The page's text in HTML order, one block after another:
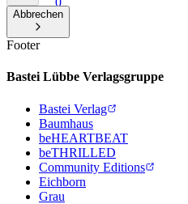
Abbrechen
Footer
Bastei Lübbe Verlagsgruppe
Bastei Verlag
Baumhaus
beHEARTBEAT
beTHRILLED
Community Editions
Eichborn
Grau